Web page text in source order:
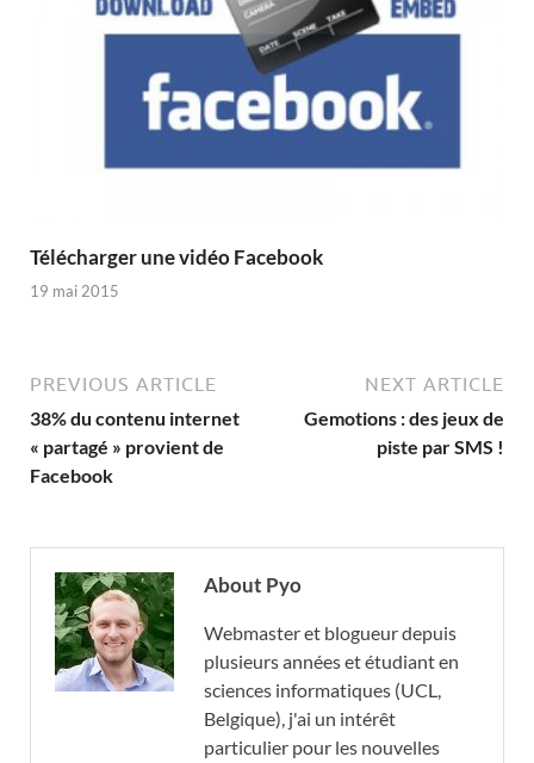
Télécharger une vidéo Facebook
19 mai 2015
PREVIOUS ARTICLE
38% du contenu internet
« partagé » provient de
Facebook
NEXT ARTICLE
Gemotions : des jeux de
piste par SMS !
About Pyo
Webmaster et blogueur depuis
plusieurs années et étudiant en
sciences informatiques (UCL,
Belgique), j'ai un intérêt
particulier pour les nouvelles